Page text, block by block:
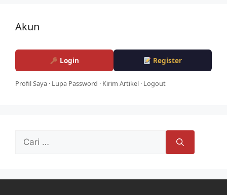
Akun
Login Register
Profil Saya · Lupa Password · Kirim Artikel · Logout
Cari